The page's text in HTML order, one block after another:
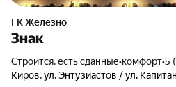
ГК Железно
Знак
Строится, есть сданные•комфорт•5
Киров, ул. Энтузиастов / ул.